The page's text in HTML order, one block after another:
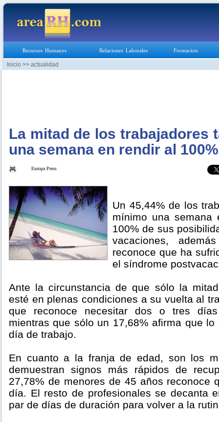
Recursos Humanos Relaciones Laborales Formacion
Inicio >> actualidad
La mitad de los trabajadores
una semana en rendir al 100%
Europa Press
Un 45,44% de los
mínimo una
100% de sus
vacaciones,
reconoce que ha
el síndrome
Ante la circunstancia de que sólo la
esté en plenas condiciones a su vuelta al
que reconoce necesitar dos o tres días
mientras que sólo un 17,68% afirma que
día de trabajo.
En cuanto a la franja de edad, son los
demuestran signos más rápidos de
27,78% de menores de 45 años reconoce
día. El resto de profesionales se decanta
par de días de duración para volver a la